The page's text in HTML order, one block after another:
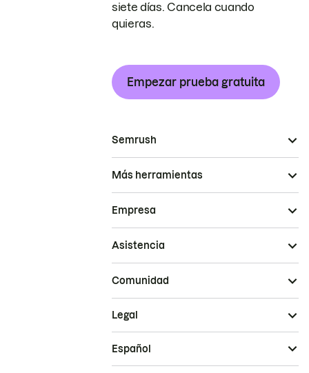
siete días. Cancela cuando
quieras.
Empezar prueba gratuita
Semrush
Más herramientas
Empresa
Asistencia
Comunidad
Legal
Español